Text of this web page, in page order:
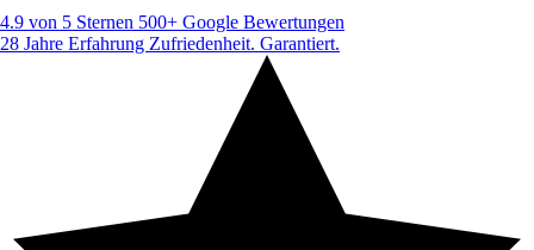
4.9 von 5 Sternen 500+ Google Bewertungen
28 Jahre Erfahrung Zufriedenheit. Garantiert.